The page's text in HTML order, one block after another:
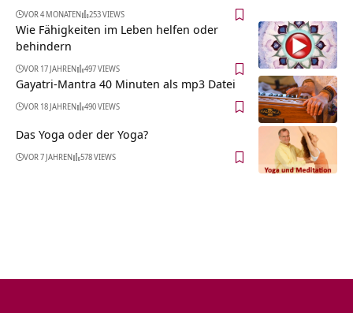
VOR 4 MONATEN 253 VIEWS
Wie Fähigkeiten im Leben helfen oder
behindern
VOR 17 JAHREN 497 VIEWS
Gayatri-Mantra 40 Minuten als mp3 Datei
VOR 18 JAHREN 490 VIEWS
Das Yoga oder der Yoga?
VOR 7 JAHREN 578 VIEWS